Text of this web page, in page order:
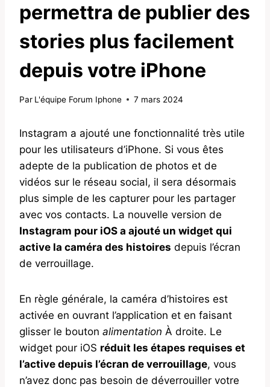
permettra de publier des
stories plus facilement
depuis votre iPhone
Par L'équipe Forum Iphone 7 mars 2024
Instagram a ajouté une fonctionnalité très utile
pour les utilisateurs d’iPhone. Si vous êtes
adepte de la publication de photos et de
vidéos sur le réseau social, il sera désormais
plus simple de les capturer pour les partager
avec vos contacts. La nouvelle version de
Instagram pour iOS a ajouté un widget qui
active la caméra des histoires depuis l’écran
de verrouillage.
En règle générale, la caméra d’histoires est
activée en ouvrant l’application et en faisant
glisser le bouton alimentation À droite. Le
widget pour iOS réduit les étapes requises et
l’active depuis l’écran de verrouillage, vous
n’avez donc pas besoin de déverrouiller votre